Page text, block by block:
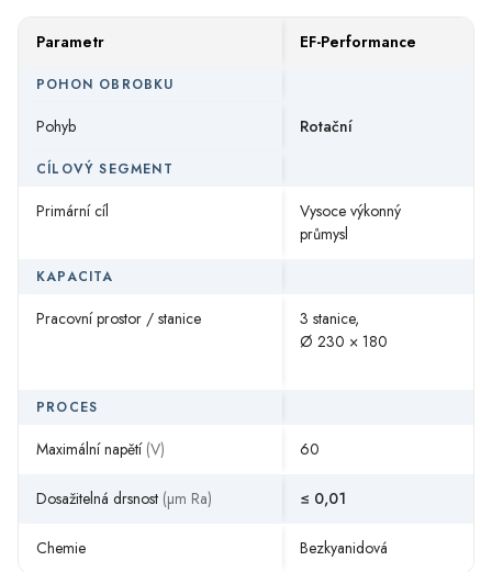
Parametr EF-Performance
POHON OBROBKU
Pohyb Rotační
CÍLOVÝ SEGMENT
Primární cíl
Vysoce výkonný
průmysl
KAPACITA
Pracovní prostor / stanice
3 stanice,
Ø 230 × 180
PROCES
Maximální napětí (V) 60
Dosažitelná drsnost (µm Ra) ≤ 0,01
Chemie Bezkyanidová